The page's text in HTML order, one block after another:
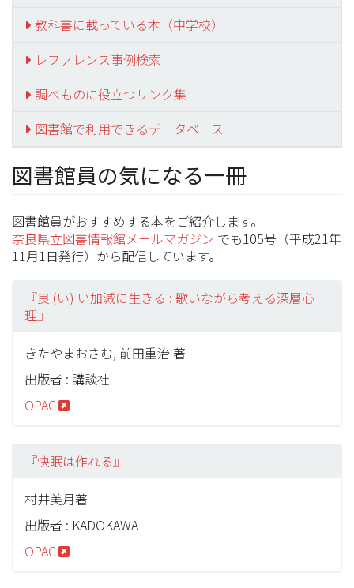
教科書に載っている本（中学校）
レファレンス事例検索
調べものに役立つリンク集
図書館で利用できるデータベース
図書館員の気になる一冊
図書館員がおすすめする本をご紹介します。
奈良県立図書情報館メールマガジン でも105号（平成21年
11月1日発行）から配信しています。
『良 (い) い加減に生きる : 歌いながら考える深層心
理』
きたやまおさむ, 前田重治 著
出版者 : 講談社
OPAC
『快眠は作れる』
村井美月著
出版者 : KADOKAWA
OPAC